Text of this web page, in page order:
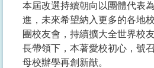
本屆改選持續朝向以團體代表
進，未來希望納入更多的各地
團校友會，持續擴大全世界校
長帶領下，本著愛校初心，號
母校辦學再創新猷。